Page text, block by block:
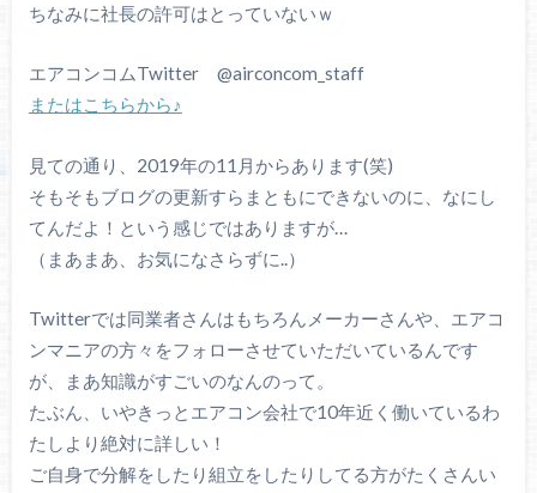
ちなみに社長の許可はとっていないｗ
エアコンコムTwitter @airconcom_staff
またはこちらから♪
見ての通り、2019年の11月からあります(笑)
そもそもブログの更新すらまともにできないのに、なにし
てんだよ！という感じではありますが…
（まあまあ、お気になさらずに..）
Twitterでは同業者さんはもちろんメーカーさんや、エアコ
ンマニアの方々をフォローさせていただいているんです
が、まあ知識がすごいのなんのって。
たぶん、いやきっとエアコン会社で10年近く働いているわ
たしより絶対に詳しい！
ご自身で分解をしたり組立をしたりしてる方がたくさんい